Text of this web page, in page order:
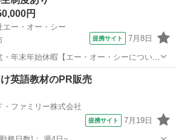
円
エー・オー・シー
提携サイト 7月8日
・年末年始休暇【エー・オー・シーについ
「人材を育て、成長させる」ことを大切に
出たから人を派遣するのではなく、 一人ひ
へ派遣...
業
英語教材のPR販売
・ファミリー株式会社
提携サイト 7月19日